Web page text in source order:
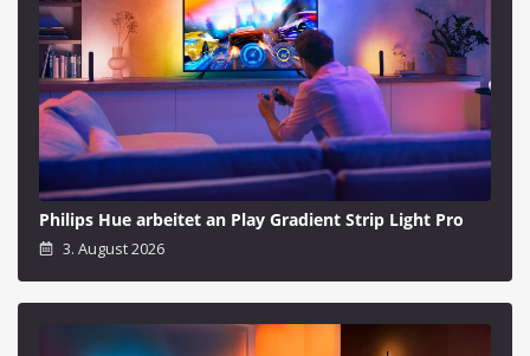
Philips Hue arbeitet an Play Gradient Strip Light Pro
3. August 2026